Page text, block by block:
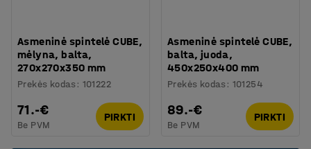
Asmeninė spintelė CUBE,
mėlyna, balta,
270x270x350 mm
Prekės kodas : 101222
71.-€
Be PVM
PIRKTI
Asmeninė spintelė CUBE,
balta, juoda,
450x250x400 mm
Prekės kodas : 101254
89.-€
Be PVM
PIRKTI